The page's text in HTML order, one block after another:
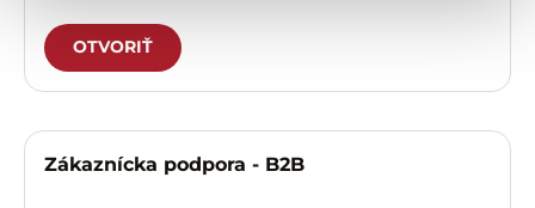
OTVORIŤ
Zákaznícka podpora - B2B